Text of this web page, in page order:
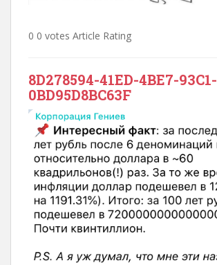
0 0 votes Article Rating
8D278594-41ED-4BE7-93C1-
0BD95D8BC63F